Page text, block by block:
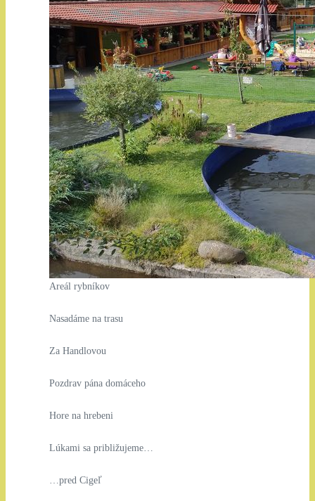
Areál rybníkov
Nasadáme na trasu
Za Handlovou
Pozdrav pána domáceho
Hore na hrebeni
Lúkami sa približujeme…
…pred Cigeľ